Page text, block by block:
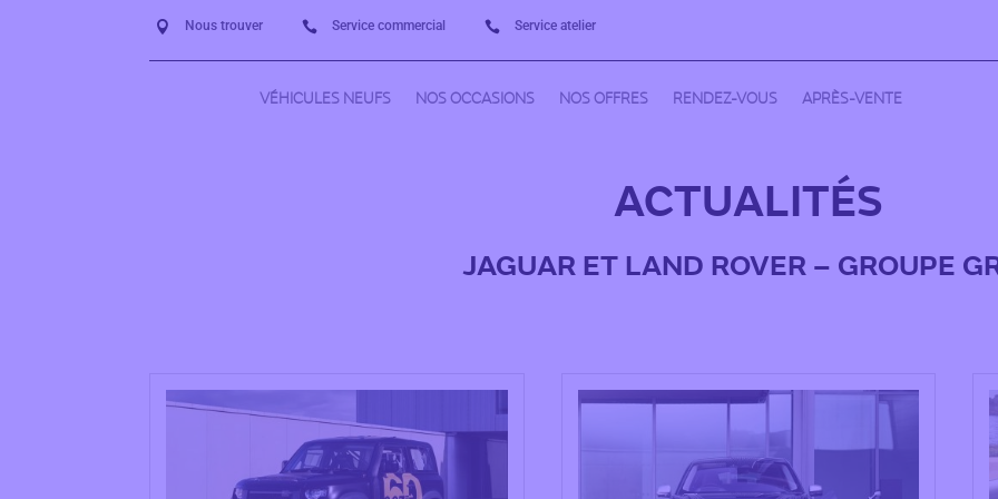
 Nous trouver  Service commercial  Service atelier
VÉHICULES NEUFS NOS OCCASIONS NOS OFFRES RENDEZ-VOUS APRÈS-VENTE
ACTUALITÉS
JAGUAR ET LAND ROVER – GROUPE